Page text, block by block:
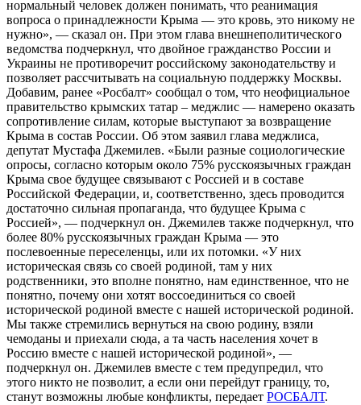
нормальный человек должен понимать, что реанимация
вопроса о принадлежности Крыма — это кровь, это никому не
нужно», — сказал он. При этом глава внешнеполитического
ведомства подчеркнул, что двойное гражданство России и
Украины не противоречит российскому законодательству и
позволяет рассчитывать на социальную поддержку Москвы.
Добавим, ранее «Росбалт» сообщал о том, что неофициальное
правительство крымских татар – меджлис — намерено оказать
сопротивление силам, которые выступают за возвращение
Крыма в состав России. Об этом заявил глава меджлиса,
депутат Мустафа Джемилев. «Были разные социологические
опросы, согласно которым около 75% русскоязычных граждан
Крыма свое будущее связывают с Россией и в составе
Российской Федерации, и, соответственно, здесь проводится
достаточно сильная пропаганда, что будущее Крыма с
Россией», — подчеркнул он. Джемилев также подчеркнул, что
более 80% русскоязычных граждан Крыма — это
послевоенные переселенцы, или их потомки. «У них
историческая связь со своей родиной, там у них
родственники, это вполне понятно, нам единственное, что не
понятно, почему они хотят воссоединиться со своей
исторической родиной вместе с нашей исторической родиной.
Мы также стремились вернуться на свою родину, взяли
чемоданы и приехали сюда, а та часть населения хочет в
Россию вместе с нашей исторической родиной», —
подчеркнул он. Джемилев вместе с тем предупредил, что
этого никто не позволит, а если они перейдут границу, то,
станут возможны любые конфликты, передает РОСБАЛТ.